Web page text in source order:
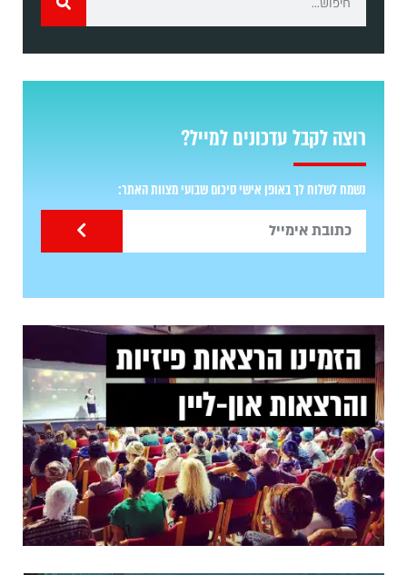
רוצה לקבל עדכונים למייל?
נשמח לשלוח לך באופן אישי סיכום שבועי מצוות האתר: